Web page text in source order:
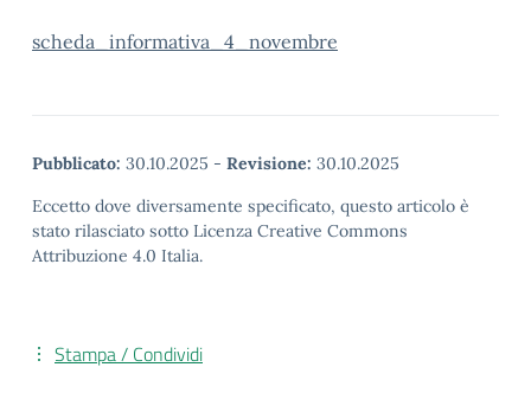
scheda_informativa_4_novembre
Pubblicato: 30.10.2025 - Revisione: 30.10.2025
Eccetto dove diversamente specificato, questo articolo è
stato rilasciato sotto Licenza Creative Commons
Attribuzione 4.0 Italia.
Stampa / Condividi